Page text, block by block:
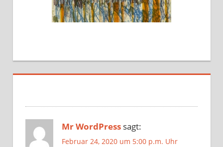
Mr WordPress sagt:
Februar 24, 2020 um 5:00 p.m. Uhr